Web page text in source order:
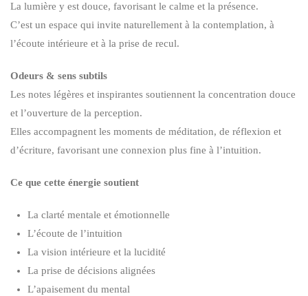
La lumière y est douce, favorisant le calme et la présence.
C’est un espace qui invite naturellement à la contemplation, à
l’écoute intérieure et à la prise de recul.
Odeurs & sens subtils
Les notes légères et inspirantes soutiennent la concentration douce
et l’ouverture de la perception.
Elles accompagnent les moments de méditation, de réflexion et
d’écriture, favorisant une connexion plus fine à l’intuition.
Ce que cette énergie soutient
La clarté mentale et émotionnelle
L’écoute de l’intuition
La vision intérieure et la lucidité
La prise de décisions alignées
L’apaisement du mental